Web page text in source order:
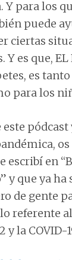
Y para los
puede
ciertas
Y es que, EL
es
para los
este pódcast
escribí en
y que ya ha
de gente
referente
y la COVID-